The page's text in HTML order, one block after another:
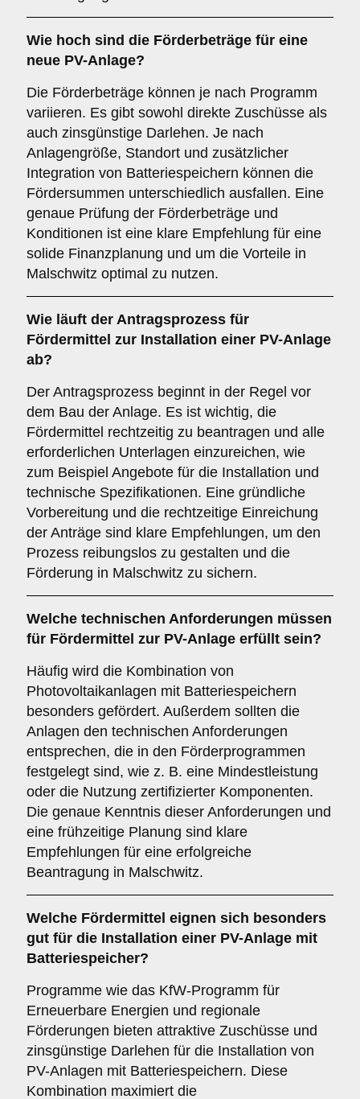
Wie hoch sind die Förderbeträge für eine
neue PV-Anlage?
Die Förderbeträge können je nach Programm
variieren. Es gibt sowohl direkte Zuschüsse als
auch zinsgünstige Darlehen. Je nach
Anlagengröße, Standort und zusätzlicher
Integration von Batteriespeichern können die
Fördersummen unterschiedlich ausfallen. Eine
genaue Prüfung der Förderbeträge und
Konditionen ist eine klare Empfehlung für eine
solide Finanzplanung und um die Vorteile in
Malschwitz optimal zu nutzen.
Wie läuft der Antragsprozess für
Fördermittel zur Installation einer PV-Anlage
ab?
Der Antragsprozess beginnt in der Regel vor
dem Bau der Anlage. Es ist wichtig, die
Fördermittel rechtzeitig zu beantragen und alle
erforderlichen Unterlagen einzureichen, wie
zum Beispiel Angebote für die Installation und
technische Spezifikationen. Eine gründliche
Vorbereitung und die rechtzeitige Einreichung
der Anträge sind klare Empfehlungen, um den
Prozess reibungslos zu gestalten und die
Förderung in Malschwitz zu sichern.
Welche technischen Anforderungen müssen
für Fördermittel zur PV-Anlage erfüllt sein?
Häufig wird die Kombination von
Photovoltaikanlagen mit Batteriespeichern
besonders gefördert. Außerdem sollten die
Anlagen den technischen Anforderungen
entsprechen, die in den Förderprogrammen
festgelegt sind, wie z. B. eine Mindestleistung
oder die Nutzung zertifizierter Komponenten.
Die genaue Kenntnis dieser Anforderungen und
eine frühzeitige Planung sind klare
Empfehlungen für eine erfolgreiche
Beantragung in Malschwitz.
Welche Fördermittel eignen sich besonders
gut für die Installation einer PV-Anlage mit
Batteriespeicher?
Programme wie das KfW-Programm für
Erneuerbare Energien und regionale
Förderungen bieten attraktive Zuschüsse und
zinsgünstige Darlehen für die Installation von
PV-Anlagen mit Batteriespeichern. Diese
Kombination maximiert die